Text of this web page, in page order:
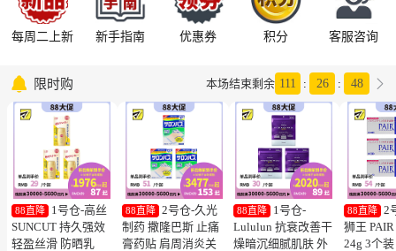
每周二上新 新手指南 优惠券 积分 客服咨询
 限时购 本场结束剩余 111 : 26 : 47 
88直降
1号仓-高丝
SUNCUT 持久强效
轻盈丝滑 防晒乳
88直降
2号仓-久光
制药 撒隆巴斯 止痛
膏药贴 肩周消炎关
88直降
1号仓-
Lululun 抗衰改善干
燥暗沉细腻肌肤 外
88直降
2
狮王
24g 3个